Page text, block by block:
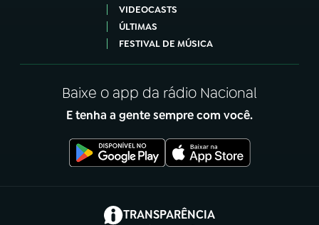
VIDEOCASTS
ÚLTIMAS
FESTIVAL DE MÚSICA
Baixe o app da rádio Nacional
E tenha a gente sempre com você.
TRANSPARÊNCIA
(abre em nova aba)